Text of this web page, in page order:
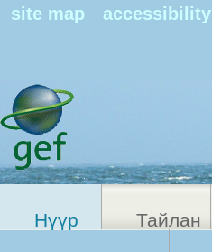
site map accessibility
Нүүр Тайлан